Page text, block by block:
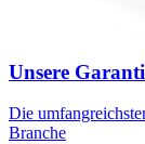
Unsere
Die
Branche